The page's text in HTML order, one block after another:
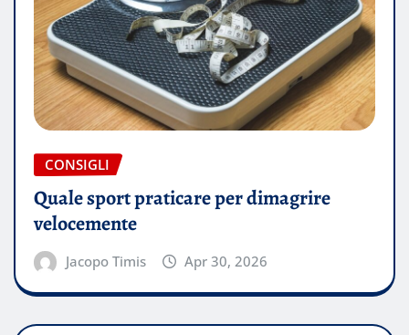
CONSIGLI
Quale sport praticare per dimagrire
velocemente
Jacopo Timis Apr 30, 2026